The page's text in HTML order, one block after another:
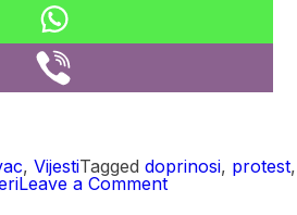
, VijestiTagged doprinosi, protest,
Leave a Commenton